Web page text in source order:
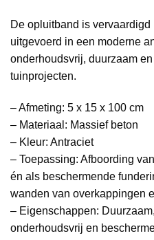
De opluitband is
uitgevoerd in een moderne
onderhoudsvrij, duurzaam
tuinprojecten.
– Afmeting: 5 x 15 x 100 cm
– Materiaal: Massief beton
– Kleur: Antraciet
– Toepassing: Afboording
én als beschermende
wanden van overkappingen
– Eigenschappen:
onderhoudsvrij en